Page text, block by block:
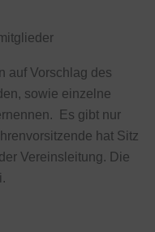
auf Vorschlag des
sowie einzelne
Es gibt nur
hat Sitz
Vereinsleitung. Die